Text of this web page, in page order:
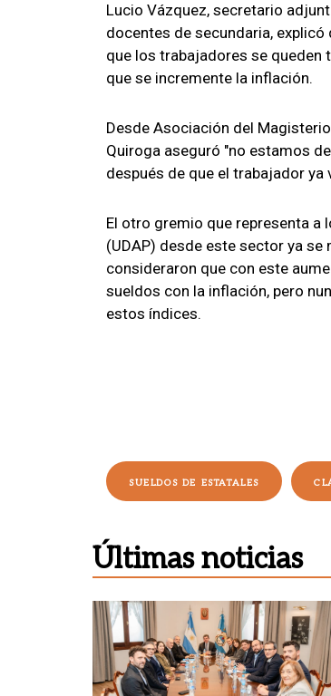
Lucio Vázquez, secretario
docentes de secundaria,
que los trabajadores se queden
que se incremente la inflación.
Desde Asociación del
Quiroga aseguró "no estamos
después de que el trabajador
El otro gremio que representa a
(UDAP) desde este sector ya
consideraron que con este
sueldos con la inflación, pero
estos índices.
SUELDOS DE ESTATALES
Últimas noticias